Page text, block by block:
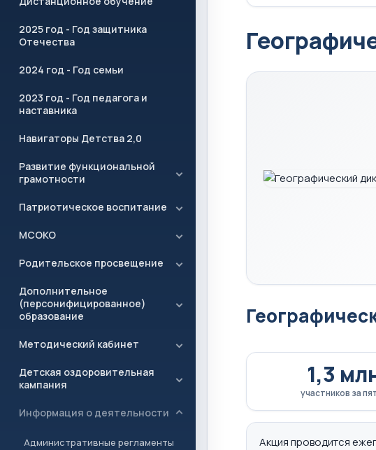
2025 год - Год защитника
Отечества
2024 год - Год семьи
2023 год - Год педагога и
наставника
Навигаторы Детства 2,0
Развитие функциональной
грамотности
Патриотическое воспитание
МСОКО
Родительское просвещение
Дополнительное
(персонифицированное)
образование
Методический кабинет
Детская оздоровительная
кампания
Информация о деятельности
Административные регламенты
1,3
участников за
Акция проводится